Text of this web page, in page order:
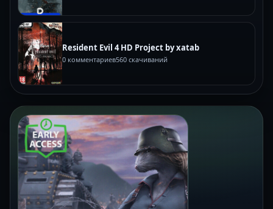
Resident Evil 4 HD Project by xatab
0 комментариев560 скачиваний